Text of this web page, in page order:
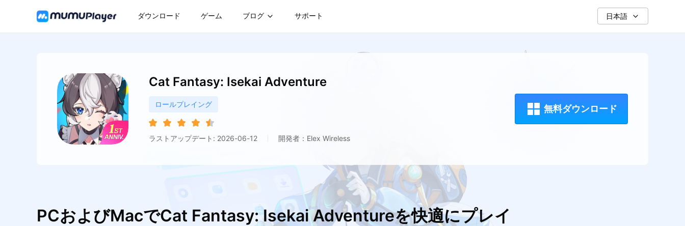
ダウンロード ゲーム ブログ サポート 日本語
Cat Fantasy: Isekai Adventure
ロールプレイング
ラストアップデート: 2026-06-12 開発者：Elex Wireless
無料ダウンロード
PCおよびMacでCat Fantasy: Isekai Adventureを快適にプレイ